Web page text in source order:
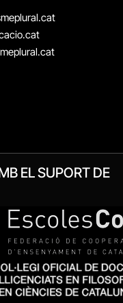
EL SUPORT DE